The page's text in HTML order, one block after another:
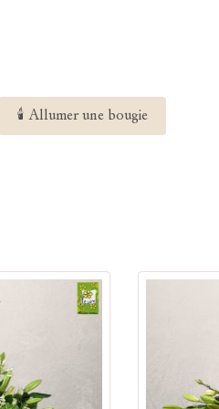
🕯 Allumer une bougie